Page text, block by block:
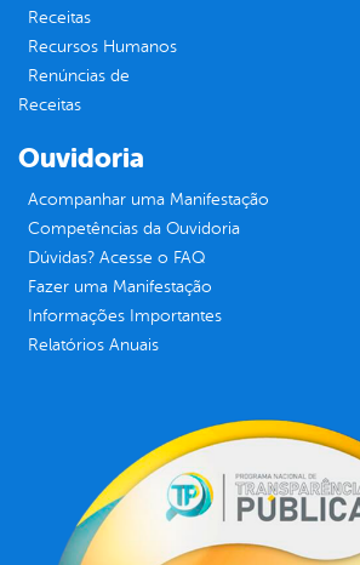
Receitas
Recursos Humanos
Renúncias de
Receitas
Ouvidoria
Acompanhar uma Manifestação
Competências da Ouvidoria
Dúvidas? Acesse o FAQ
Fazer uma Manifestação
Informações Importantes
Relatórios Anuais